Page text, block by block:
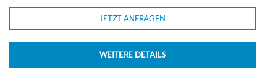
JETZT ANFRAGEN
WEITERE DETAILS